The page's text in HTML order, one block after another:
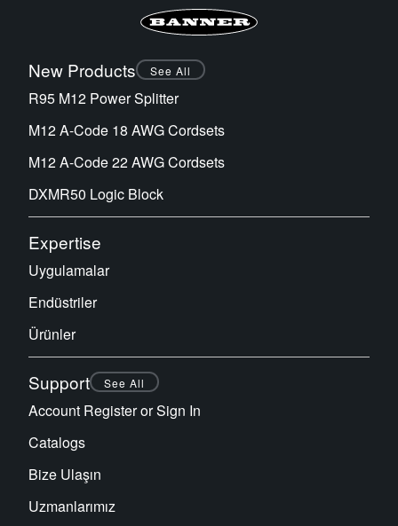
New Products See All
R95 M12 Power Splitter
M12 A-Code 18 AWG Cordsets
M12 A-Code 22 AWG Cordsets
DXMR50 Logic Block
Expertise
Uygulamalar
Endüstriler
Ürünler
Support See All
Account Register or Sign In
Catalogs
Bize Ulaşın
Uzmanlarımız